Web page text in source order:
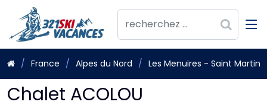
France Alpes du Nord Les Menuires - Saint Martin
Chalet ACOLOU